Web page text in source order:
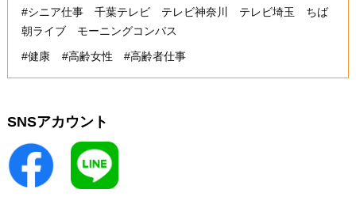
#シニア仕事 千葉テレビ テレビ神奈川 テレビ埼玉 ちば
朝ライブ モーニングコンパス
#健康 #高齢女性 #高齢者仕事
SNSアカウント